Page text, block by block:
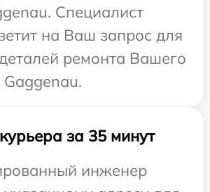
Специалист
на Ваш запрос для
ремонта Вашего
Gaggenau.
за 35 минут
инженер